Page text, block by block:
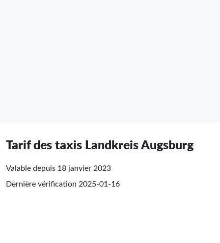
Tarif des taxis Landkreis Augsburg
Valable depuis 18 janvier 2023
Dernière vérification 2025-01-16